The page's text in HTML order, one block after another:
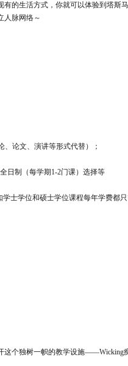
的生活方式，你就可以体验到塔斯
人脉网络～
、论文、演讲等形式代替）；
日制（每学期1-2门课）选择等
士学位和硕士学位课程每年学费都
这个独树一帜的教学设施——Wicking